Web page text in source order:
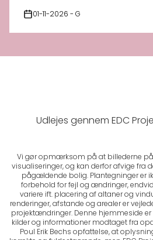
01-11-2026 - G
Udlejes gennem EDC
Vi gør opmærksom på at billederne
visualiseringer, og kan derfor afvige fra
pågældende bolig. Plantegninger er
forbehold for fejl og ændringer,
variere ift. placering af altaner og
renderinger, afstande og arealer er
projektændringer. Denne hjemmeside
kilder og informationer modtaget fra
Poul Erik Bechs opfattelse, at